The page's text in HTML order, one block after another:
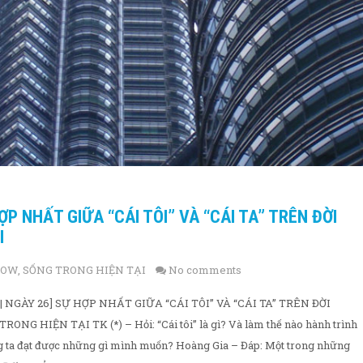
NHẤT GIỮA “CÁI TÔI” VÀ “CÁI TA” TRÊN ĐỜI
, SỐNG TRONG HIỆN TẠI No comments
26] SỰ HỢP NHẤT GIỮA “CÁI TÔI” VÀ “CÁI TA” TRÊN ĐỜI
HIỆN TẠI TK (*) – Hỏi: “Cái tôi” là gì? Và làm thế nào hành trình
ta đạt được những gì mình muốn? Hoàng Gia – Đáp: Một trong những